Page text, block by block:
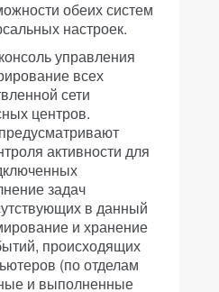
обеих систем
настроек.
управления
всех
сети
центров.
активности для
задач
в данный
и хранение
происходящих
(по отделам
и выполненные